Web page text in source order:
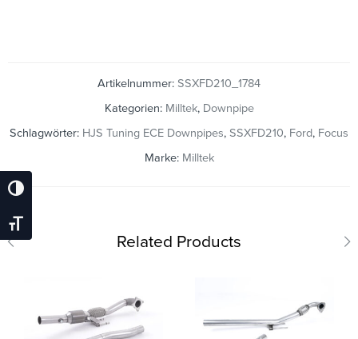
Umschalten Auf Hohe Kontraste
Schrift Vergrößern
Artikelnummer: SSXFD210_1784
Kategorien: Milltek, Downpipe
Schlagwörter: HJS Tuning ECE Downpipes, SSXFD210, Ford, Focus
Marke: Milltek
Related Products